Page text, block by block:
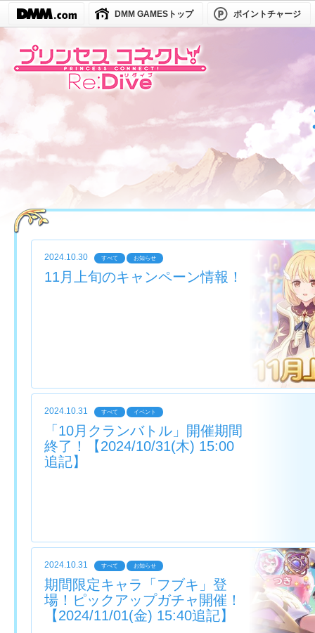
DMM GAMESトップ ポイントチャージ
2024.10.30 すべて お知らせ
11月上旬のキャンペーン情報！
2024.10.31 すべて イベント
「10月クランバトル」開催期間
終了！【2024/10/31(木) 15:00
追記】
2024.10.31 すべて お知らせ
期間限定キャラ「フブキ」登
場！ピックアップガチャ開催！
【2024/11/01(金) 15:40追記】